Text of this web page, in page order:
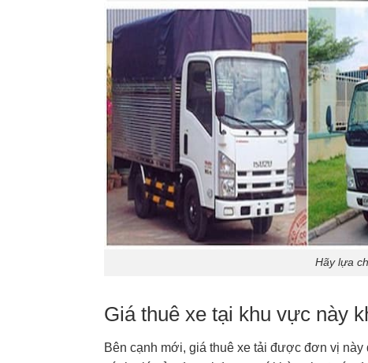
Hãy lựa
Giá thuê xe tại khu vực này
Bên cạnh mới, giá thuê xe tải được đơn vị